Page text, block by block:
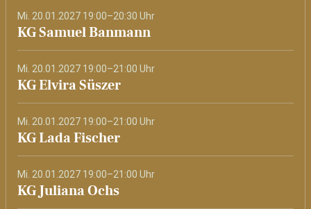
Mi. 20.01.2027 19:00–20:30 Uhr
KG Samuel Banmann
Mi. 20.01.2027 19:00–21:00 Uhr
KG Elvira Süszer
Mi. 20.01.2027 19:00–21:00 Uhr
KG Lada Fischer
Mi. 20.01.2027 19:00–21:00 Uhr
KG Juliana Ochs